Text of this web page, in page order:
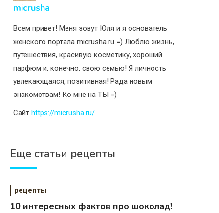
micrusha
Всем привет! Меня зовут Юля и я основатель
женского портала micrusha.ru =) Люблю жизнь,
путешествия, красивую косметику, хороший
парфюм и, конечно, свою семью! Я личность
увлекающаяся, позитивная! Рада новым
знакомствам! Ко мне на ТЫ =)
Сайт https://micrusha.ru/
Еще статьи рецепты
рецепты
10 интересных фактов про шоколад!